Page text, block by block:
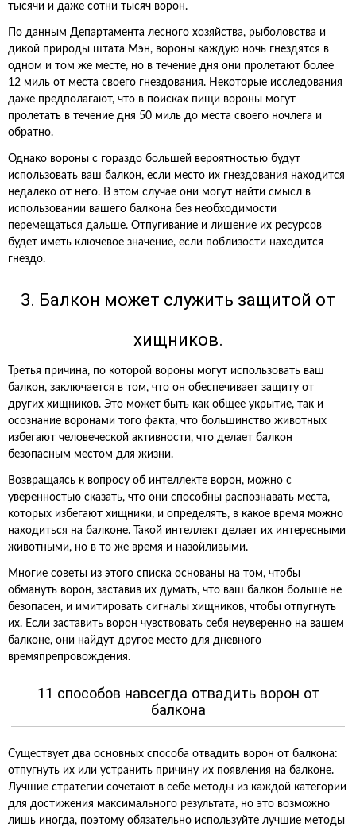
тысячи и даже сотни тысяч ворон.
По данным Департамента лесного хозяйства, рыболовства и
дикой природы штата Мэн, вороны каждую ночь гнездятся в
одном и том же месте, но в течение дня они пролетают более
12 миль от места своего гнездования. Некоторые исследования
даже предполагают, что в поисках пищи вороны могут
пролетать в течение дня 50 миль до места своего ночлега и
обратно.
Однако вороны с гораздо большей вероятностью будут
использовать ваш балкон, если место их гнездования находится
недалеко от него. В этом случае они могут найти смысл в
использовании вашего балкона без необходимости
перемещаться дальше. Отпугивание и лишение их ресурсов
будет иметь ключевое значение, если поблизости находится
гнездо.
3. Балкон может служить защитой от
хищников.
Третья причина, по которой вороны могут использовать ваш
балкон, заключается в том, что он обеспечивает защиту от
других хищников. Это может быть как общее укрытие, так и
осознание воронами того факта, что большинство животных
избегают человеческой активности, что делает балкон
безопасным местом для жизни.
Возвращаясь к вопросу об интеллекте ворон, можно с
уверенностью сказать, что они способны распознавать места,
которых избегают хищники, и определять, в какое время можно
находиться на балконе. Такой интеллект делает их интересными
животными, но в то же время и назойливыми.
Многие советы из этого списка основаны на том, чтобы
обмануть ворон, заставив их думать, что ваш балкон больше не
безопасен, и имитировать сигналы хищников, чтобы отпугнуть
их. Если заставить ворон чувствовать себя неуверенно на вашем
балконе, они найдут другое место для дневного
времяпрепровождения.
11 способов навсегда отвадить ворон от
балкона
Существует два основных способа отвадить ворон от балкона:
отпугнуть их или устранить причину их появления на балконе.
Лучшие стратегии сочетают в себе методы из каждой категории
для достижения максимального результата, но это возможно
лишь иногда, поэтому обязательно используйте лучшие методы